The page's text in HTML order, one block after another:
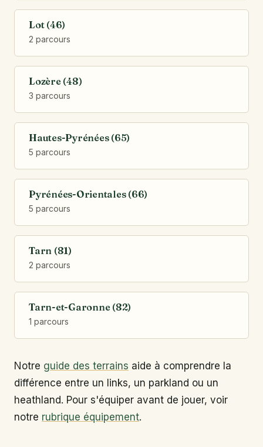
Lot (46)
2 parcours
Lozère (48)
3 parcours
Hautes-Pyrénées (65)
5 parcours
Pyrénées-Orientales (66)
5 parcours
Tarn (81)
2 parcours
Tarn-et-Garonne (82)
1 parcours
Notre guide des terrains aide à comprendre la
différence entre un links, un parkland ou un
heathland. Pour s'équiper avant de jouer, voir
notre rubrique équipement.